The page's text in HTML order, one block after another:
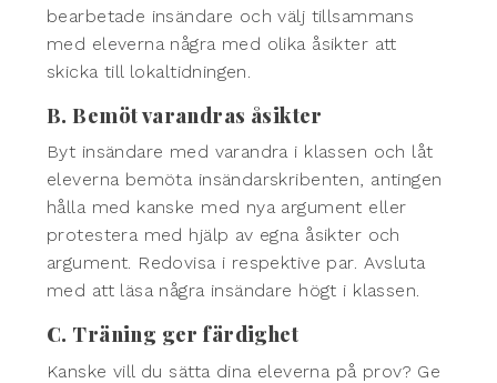
bearbetade insändare och välj tillsammans
med eleverna några med olika åsikter att
skicka till lokaltidningen.
B. Bemöt varandras åsikter
Byt insändare med varandra i klassen och låt
eleverna bemöta insändarskribenten, antingen
hålla med kanske med nya argument eller
protestera med hjälp av egna åsikter och
argument. Redovisa i respektive par. Avsluta
med att läsa några insändare högt i klassen.
C. Träning ger färdighet
Kanske vill du sätta dina eleverna på prov? Ge